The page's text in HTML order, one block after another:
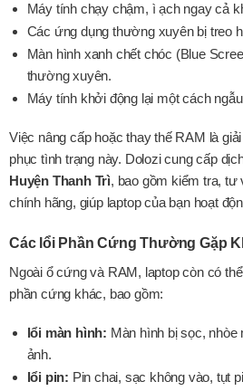
Máy tính chạy chậm, ì ạch ngay cả
Các ứng dụng thường xuyên bị treo
Màn hình xanh chết chóc (Blue
thường xuyên.
Máy tính khởi động lại một cách
Việc nâng cấp hoặc thay thế RAM là
phục tình trạng này. Dolozi cung cấp
Huyện Thanh Trì, bao gồm kiểm tra, tư
chính hãng, giúp laptop của bạn hoạt
Các lổi Phần Cứng Thường Gặp
Ngoài ổ cứng và RAM, laptop còn có
phần cứng khác, bao gồm:
lổi màn hình: Màn hình bị sọc, nhòe
ảnh.
lổi pin: Pin chai, sạc không vào, tụt